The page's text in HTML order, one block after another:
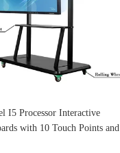
I5 Processor Interactive
with 10 Touch Points and